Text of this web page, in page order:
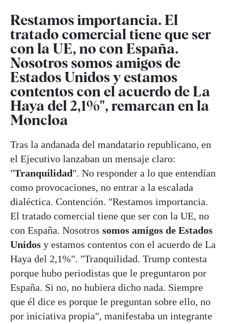
Restamos importancia. El
tratado comercial tiene que ser
con la UE, no con España.
Nosotros somos amigos de
Estados Unidos y estamos
contentos con el acuerdo de La
Haya del 2,1%", remarcan en la
Moncloa
Tras la andanada del mandatario republicano, en
el Ejecutivo lanzaban un mensaje claro:
"Tranquilidad". No responder a lo que entendían
como provocaciones, no entrar a la escalada
dialéctica. Contención. "Restamos importancia.
El tratado comercial tiene que ser con la UE, no
con España. Nosotros somos amigos de Estados
Unidos y estamos contentos con el acuerdo de La
Haya del 2,1%". "Tranquilidad. Trump contesta
porque hubo periodistas que le preguntaron por
España. Si no, no hubiera dicho nada. Siempre
que él dice es porque le preguntan sobre ello, no
por iniciativa propia", manifestaba un integrante